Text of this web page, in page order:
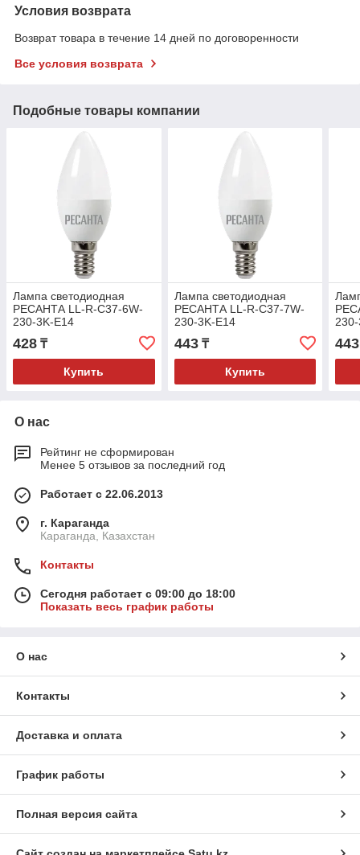
Условия возврата
Возврат товара в течение 14 дней по договоренности
Все условия возврата
Подобные товары компании
Лампа светодиодная
РЕСАНТА LL-R-C37-6W-
230-3K-E14
428 ₸
Купить
Лампа светодиодная
РЕСАНТА LL-R-C37-7W-
230-3K-E14
443₸
Купить
443
О нас
Рейтинг не сформирован
Менее 5 отзывов за последний год
Работает с 22.06.2013
г. Караганда
Караганда, Казахстан
Контакты
Сегодня работает с 09:00 до 18:00
Показать весь график работы
О нас
Контакты
Доставка и оплата
График работы
Полная версия сайта